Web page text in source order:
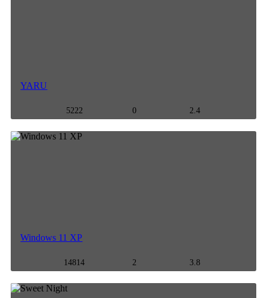
YARU
5222 0 2.4
Windows 11 XP
14814 2 3.8